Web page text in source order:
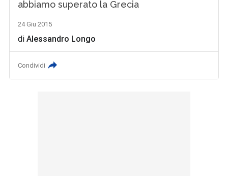
abbiamo superato la Grecia
24 Giu 2015
diAlessandro Longo
Condividi